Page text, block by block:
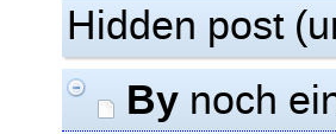
Hidden post
By noch